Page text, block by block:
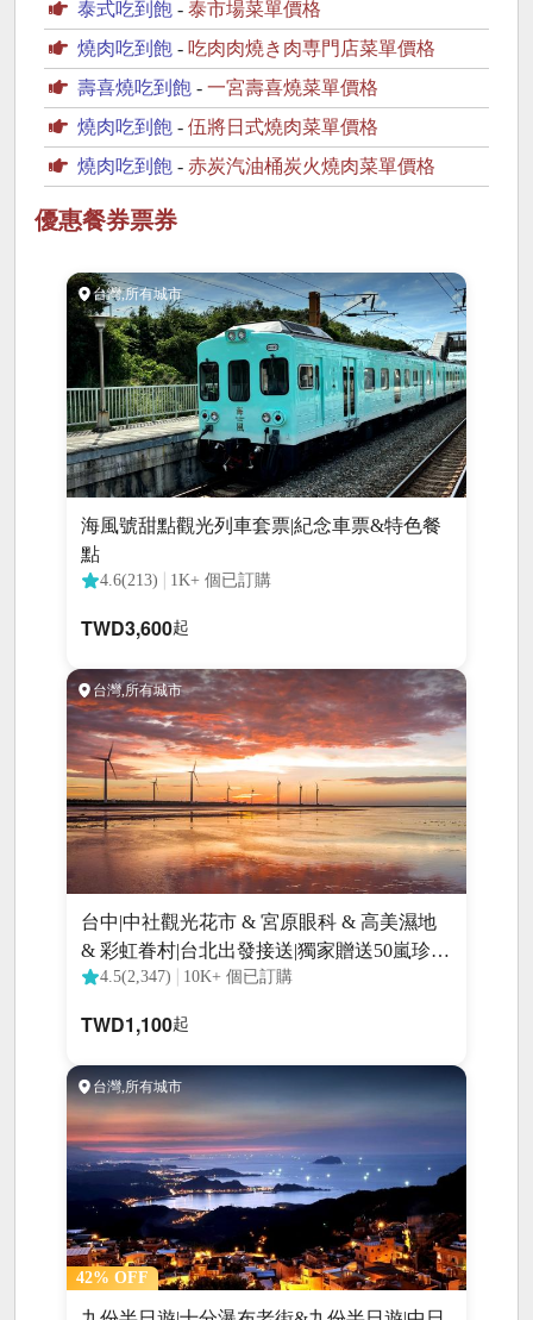
泰式吃到飽 - 泰市場菜單價格
燒肉吃到飽 - 吃肉肉燒き肉専門店菜單價格
壽喜燒吃到飽 - 一宮壽喜燒菜單價格
燒肉吃到飽 - 伍將日式燒肉菜單價格
燒肉吃到飽 - 赤炭汽油桶炭火燒肉菜單價格
優惠餐券票券